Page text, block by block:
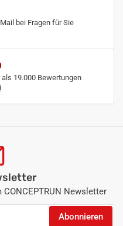
bei Fragen für Sie
19.000 Bewertungen
Newsletter
Abonnieren